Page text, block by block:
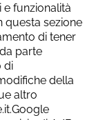
funzionalità
questa sezione
di tener
parte
di
della
altro